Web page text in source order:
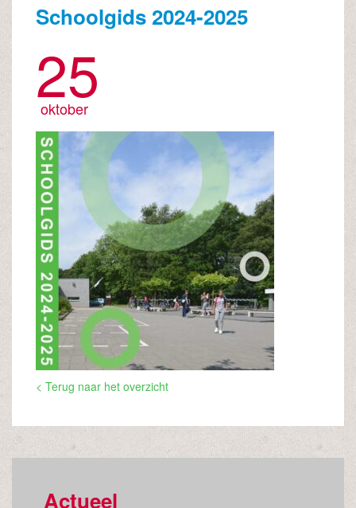
Schoolgids 2024-2025
25
oktober
< Terug naar het overzicht
Actueel